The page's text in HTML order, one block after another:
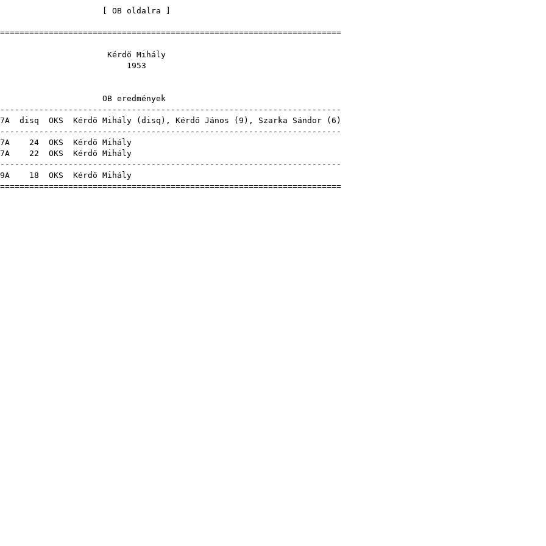
OB oldalra
Mihály
eredmények
disq OKS Kérdő Mihály ( disq ), Kérdő János ( 9 ), Szarka Sándor ( 6 )
24 OKS Kérdő Mihály
22 OKS Kérdő Mihály
18 OKS Kérdő Mihály